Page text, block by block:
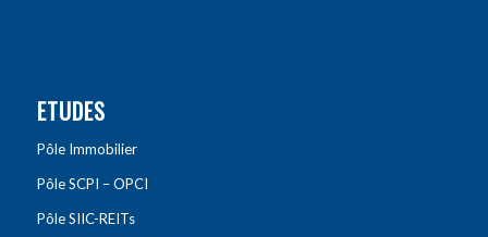
ETUDES
Pôle Immobilier
Pôle SCPI – OPCI
Pôle SIIC-REITs